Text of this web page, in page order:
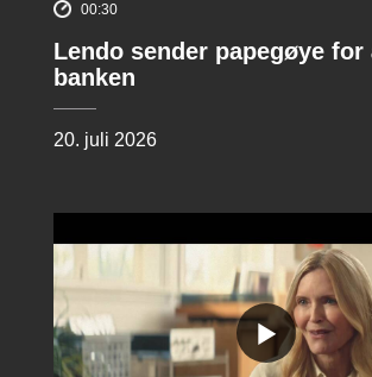
00:30
Lendo sender papegøye for
banken
20. juli 2026